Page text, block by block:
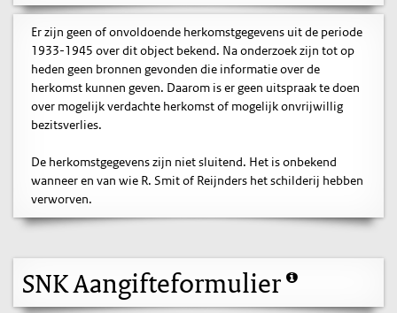
Er zijn geen of onvoldoende herkomstgegevens uit de periode
1933-1945 over dit object bekend. Na onderzoek zijn tot op
heden geen bronnen gevonden die informatie over de
herkomst kunnen geven. Daarom is er geen uitspraak te doen
over mogelijk verdachte herkomst of mogelijk onvrijwillig
bezitsverlies.
De herkomstgegevens zijn niet sluitend. Het is onbekend
wanneer en van wie R. Smit of Reijnders het schilderij hebben
verworven.
SNK Aangifteformulier